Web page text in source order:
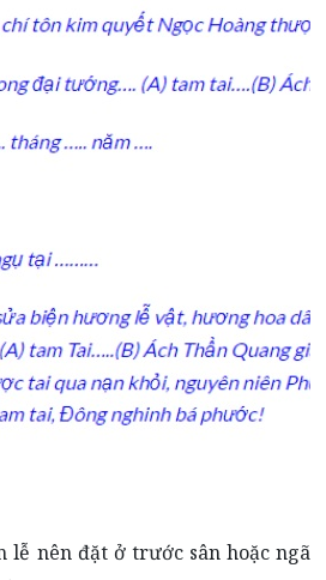
lễ nên đặt ở trước sân hoặc ngã